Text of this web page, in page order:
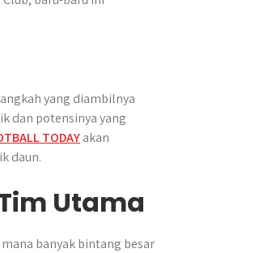
yang diambilnya
dan potensinya yang
TODAYakan
daun.
Utama
banyak bintang besar